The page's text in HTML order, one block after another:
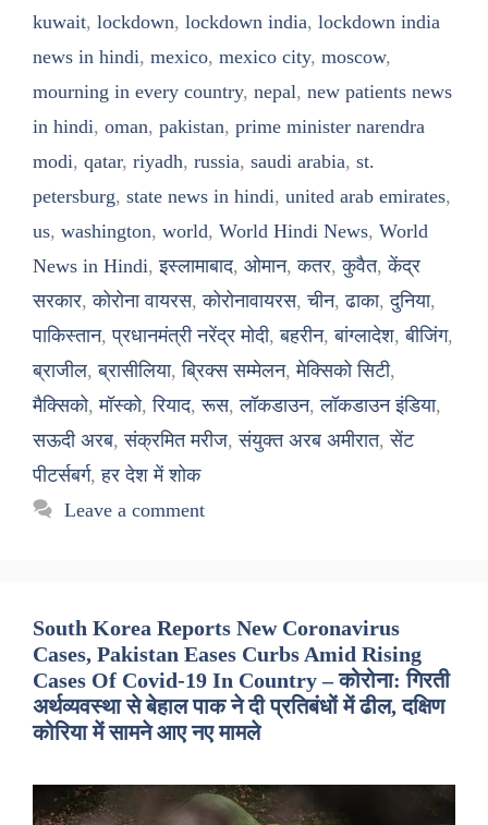
kuwait, lockdown, lockdown india, lockdown india
news in hindi, mexico, mexico city, moscow,
mourning in every country, nepal, new patients news
in hindi, oman, pakistan, prime minister narendra
modi, qatar, riyadh, russia, saudi arabia, st.
petersburg, state news in hindi, united arab emirates,
us, washington, world, World Hindi News, World
News in Hindi,इस्लामाबाद, ओमान,कतर,कुवैत,केंद्र
सरकार,कोरोना वायरस,कोरोनावायरस,चीन,ढाका,दुनिया,
पाकिस्तान,प्रधानमंत्री नरेंद्र मोदी,बहरीन,बांग्लादेश,बीजिंग,
ब्राजील,ब्रासीलिया,ब्रिक्स सम्मेलन,मेक्सिको सिटी,
मैक्सिको,मॉस्को,रियाद,रूस,लॉकडाउन,लॉकडाउन इंडिया,
सऊदी अरब,संक्रमित मरीज,संयुक्त अरब अमीरात,सेंट
पीटर्सबर्ग,हर देश में शोक
Leave a comment
South Korea Reports New Coronavirus
Cases, Pakistan Eases Curbs Amid Rising
Cases Of Covid-19 In Country – कोरोना: गिरती
अर्थव्यवस्था से बेहाल पाक ने दी प्रतिबंधों में ढील, दक्षिण
कोरिया में सामने आए नए मामले